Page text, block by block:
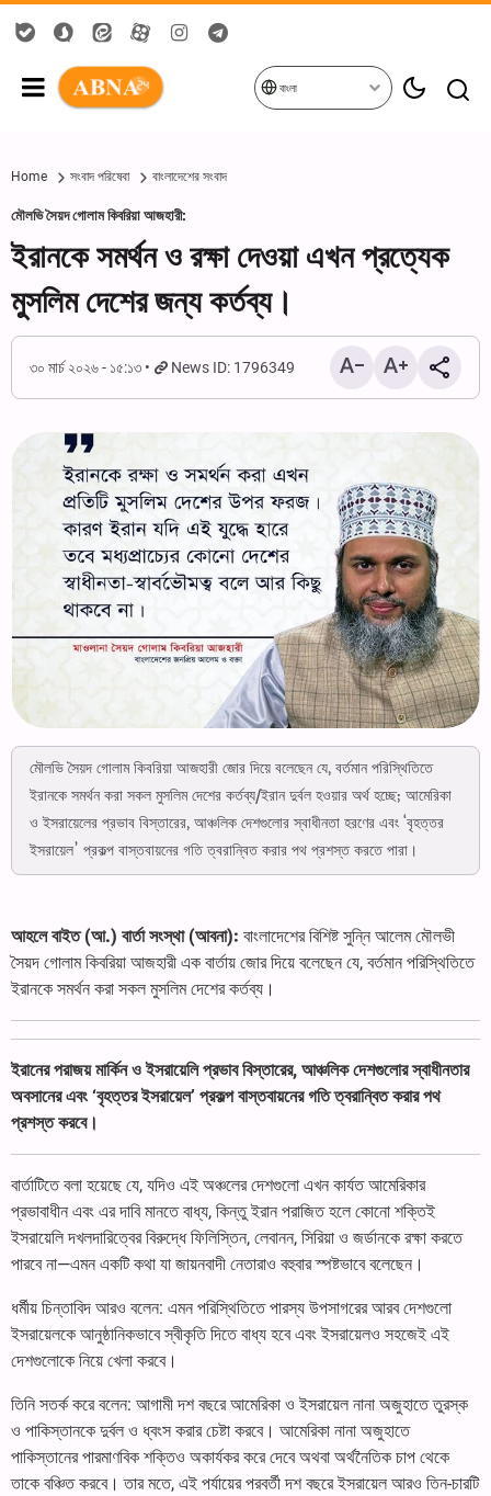
বাংলা
Home সংবাদ পরিষেবা বাংলাদেশের সংবাদ
মৌলভি সৈয়দ গোলাম কিবরিয়া আজহারী:
ইরানকে সমর্থন ও রক্ষা দেওয়া এখন প্রত্যেক
মুসলিম দেশের জন্য কর্তব্য।
৩০ মার্চ ২০২৬ - ১৫:১৩ News ID: 1796349
মৌলভি সৈয়দ গোলাম কিবরিয়া আজহারী জোর দিয়ে বলেছেন যে, বর্তমান পরিস্থিতিতে
ইরানকে সমর্থন করা সকল মুসলিম দেশের কর্তব্য/ইরান দুর্বল হওয়ার অর্থ হচ্ছে; আমেরিকা
ও ইসরায়েলের প্রভাব বিস্তারের, আঞ্চলিক দেশগুলোর স্বাধীনতা হরণের এবং ‘বৃহত্তর
ইসরায়েল’ প্রকল্প বাস্তবায়নের গতি ত্বরান্বিত করার পথ প্রশস্ত করতে পারা।
আহলে বাইত (আ.) বার্তা সংস্থা (আবনা): বাংলাদেশের বিশিষ্ট সুন্নি আলেম মৌলভী
সৈয়দ গোলাম কিবরিয়া আজহারী এক বার্তায় জোর দিয়ে বলেছেন যে, বর্তমান পরিস্থিতিতে
ইরানকে সমর্থন করা সকল মুসলিম দেশের কর্তব্য।
ইরানের পরাজয় মার্কিন ও ইসরায়েলি প্রভাব বিস্তারের, আঞ্চলিক দেশগুলোর স্বাধীনতার
অবসানের এবং ‘বৃহত্তর ইসরায়েল’ প্রকল্প বাস্তবায়নের গতি ত্বরান্বিত করার পথ
প্রশস্ত করবে।
বার্তাটিতে বলা হয়েছে যে, যদিও এই অঞ্চলের দেশগুলো এখন কার্যত আমেরিকার
প্রভাবাধীন এবং এর দাবি মানতে বাধ্য, কিন্তু ইরান পরাজিত হলে কোনো শক্তিই
ইসরায়েলি দখলদারিত্বের বিরুদ্ধে ফিলিস্তিন, লেবানন, সিরিয়া ও জর্ডানকে রক্ষা করতে
পারবে না—এমন একটি কথা যা জায়নবাদী নেতারাও বহুবার স্পষ্টভাবে বলেছেন।
ধর্মীয় চিন্তাবিদ আরও বলেন: এমন পরিস্থিতিতে পারস্য উপসাগরের আরব দেশগুলো
ইসরায়েলকে আনুষ্ঠানিকভাবে স্বীকৃতি দিতে বাধ্য হবে এবং ইসরায়েলও সহজেই এই
দেশগুলোকে নিয়ে খেলা করবে।
তিনি সতর্ক করে বলেন: আগামী দশ বছরে আমেরিকা ও ইসরায়েল নানা অজুহাতে তুরস্ক
ও পাকিস্তানকে দুর্বল ও ধ্বংস করার চেষ্টা করবে। আমেরিকা নানা অজুহাতে
পাকিস্তানের পারমাণবিক শক্তিও অকার্যকর করে দেবে অথবা অর্থনৈতিক চাপ থেকে
তাকে বঞ্চিত করবে। তার মতে, এই পর্যায়ের পরবর্তী দশ বছরে ইসরায়েল আরও তিন-চারটি